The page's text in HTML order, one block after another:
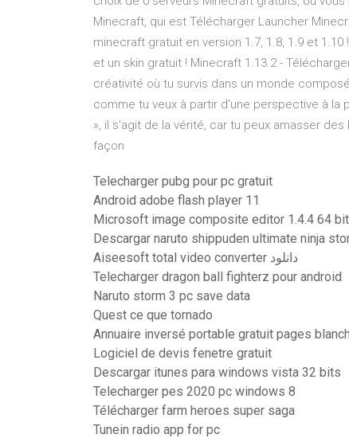
Minecraft, qui est Télécharger Launcher
minecraft gratuit en version 1.7, 1.8, 1.9 et
et un skin gratuit ! Minecraft 1.13.2 -
créativité où tu survis dans un monde
comme tu veux à partir d'une perspective à la
», il s'agit de la vérité, car tu peux amasser
façon
Telecharger pubg pour pc gratuit
Android adobe flash player 11
Microsoft image composite editor 1.4.4 64 bit
Descargar naruto shippuden ultimate ninja
Aiseesoft total video converter دانلود
Telecharger dragon ball fighterz pour android
Naruto storm 3 pc save data
Quest ce que tornado
Annuaire inversé portable gratuit pages
Logiciel de devis fenetre gratuit
Descargar itunes para windows vista 32 bits
Telecharger pes 2020 pc windows 8
Télécharger farm heroes super saga
Tunein radio app for pc